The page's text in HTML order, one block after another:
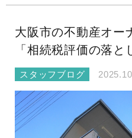
大阪市の不動産オー
「相続税評価の落と
スタッフブログ